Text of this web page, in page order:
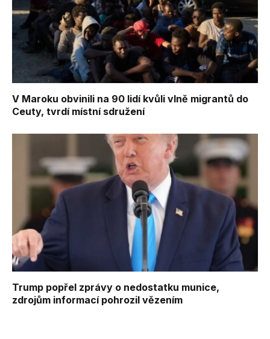
V Maroku obvinili na 90 lidí kvůli vlně migrantů do
Ceuty, tvrdí místní sdružení
Trump popřel zprávy o nedostatku munice,
zdrojům informací pohrozil vězením